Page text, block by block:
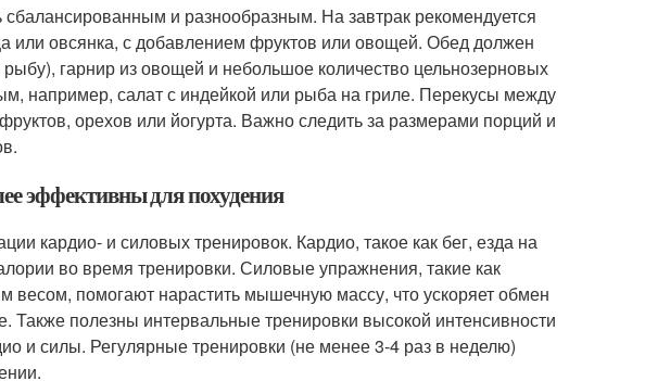
и разнообразным. На завтрак рекомендуется
или овсянка, с добавлением фруктов или овощей. Обед должен
гарнир из овощей и небольшое количество цельнозерновых
например, салат с индейкой или рыба на гриле. Перекусы между
орехов или йогурта. Важно следить за размерами порций и
эффективны для похудения
кардио- и силовых тренировок. Кардио, такое как бег, езда на
во время тренировки. Силовые упражнения, такие как
весом, помогают нарастить мышечную массу, что ускоряет обмен
Также полезны интервальные тренировки высокой интенсивности
и силы. Регулярные тренировки (не менее 3-4 раз в неделю)